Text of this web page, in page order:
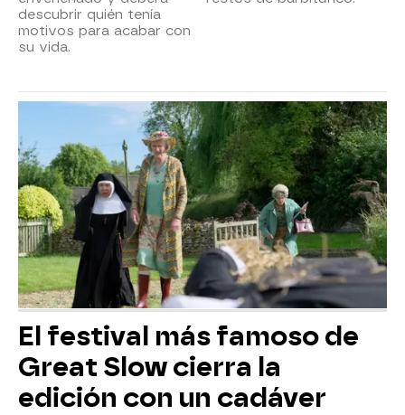
descubrir quién tenía
motivos para acabar con
su vida.
El festival más famoso de
Great Slow cierra la
edición con un cadáver